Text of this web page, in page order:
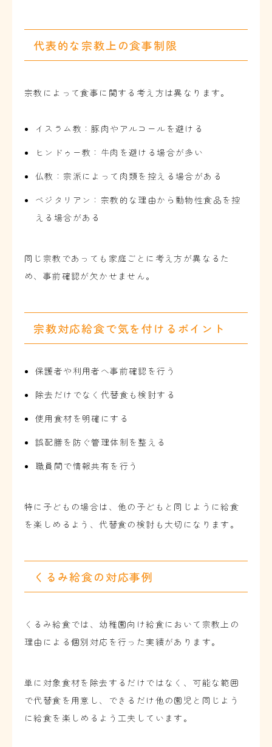
代表的な宗教上の食事制限
宗教によって食事に関する考え方は異なります。
イスラム教：豚肉やアルコールを避ける
ヒンドゥー教：牛肉を避ける場合が多い
仏教：宗派によって肉類を控える場合がある
ベジタリアン：宗教的な理由から動物性食品を控
える場合がある
同じ宗教であっても家庭ごとに考え方が異なるた
め、事前確認が欠かせません。
宗教対応給食で気を付けるポイント
保護者や利用者へ事前確認を行う
除去だけでなく代替食も検討する
使用食材を明確にする
誤配膳を防ぐ管理体制を整える
職員間で情報共有を行う
特に子どもの場合は、他の子どもと同じように給食
を楽しめるよう、代替食の検討も大切になります。
くるみ給食の対応事例
くるみ給食では、幼稚園向け給食において宗教上の
理由による個別対応を行った実績があります。
単に対象食材を除去するだけではなく、可能な範囲
で代替食を用意し、できるだけ他の園児と同じよう
に給食を楽しめるよう工夫しています。